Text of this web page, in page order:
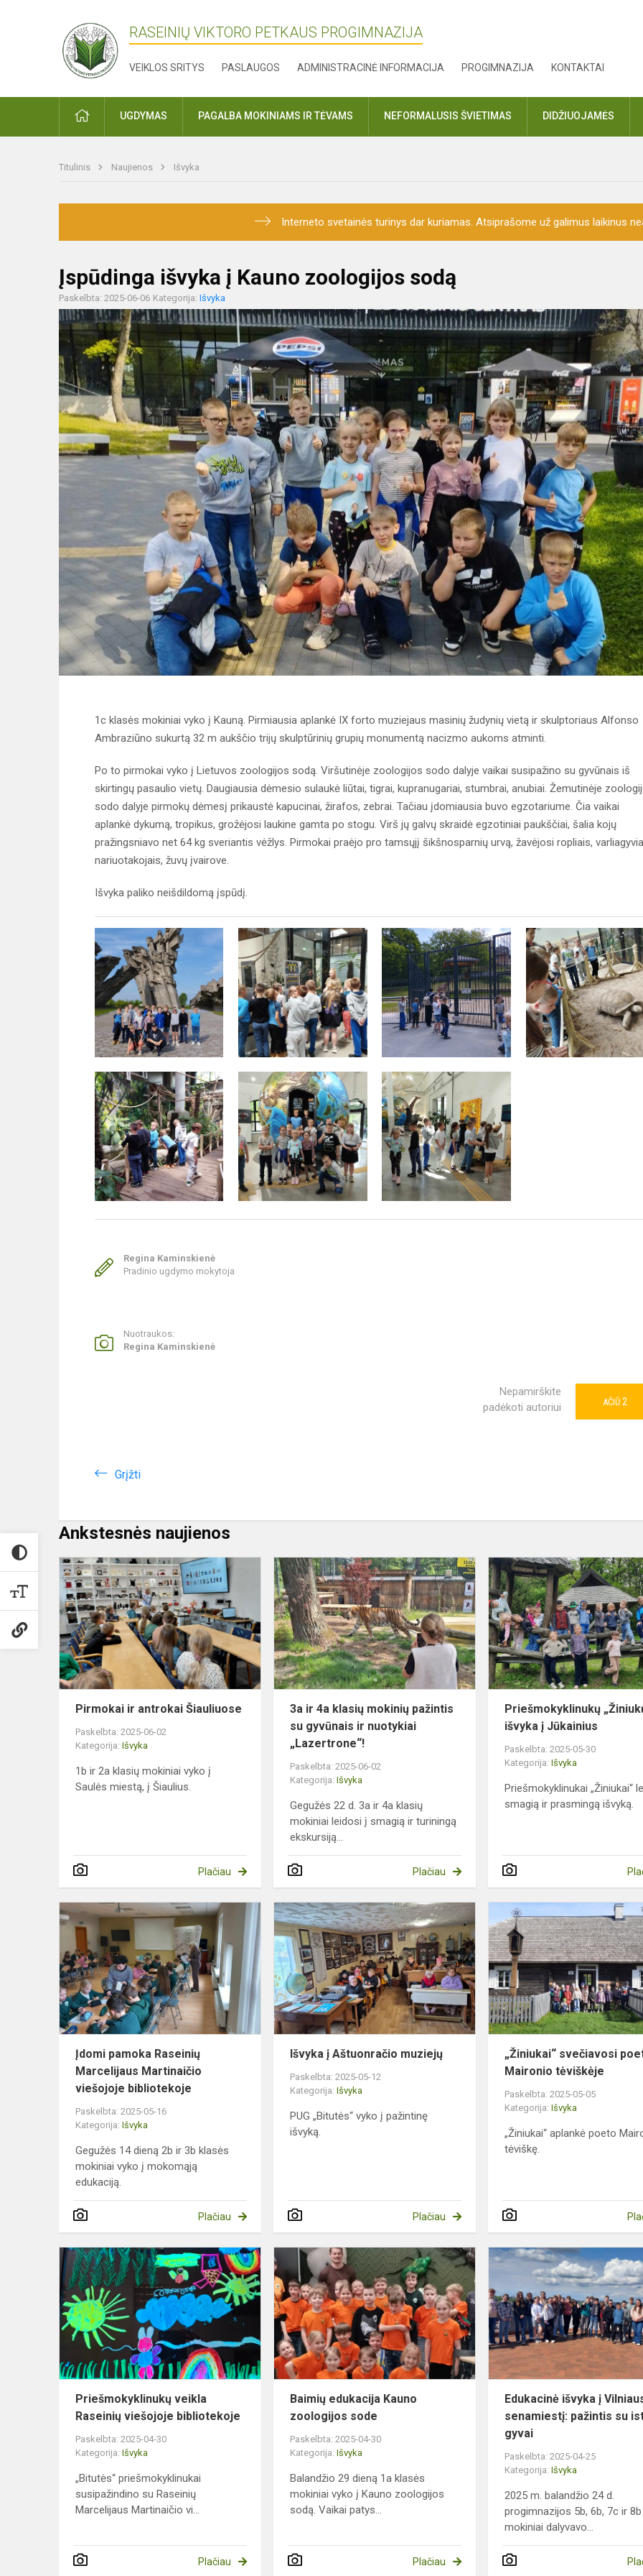
RASEINIŲ VIKTORO PETKAUS PROGIMNAZIJA
VEIKLOS SRITYS PASLAUGOS ADMINISTRACINĖ INFORMACIJA PROGIMNAZIJA KONTAKTAI
PRADŽIAUGDYMAS PAGALBA MOKINIAMS IR TĖVAMS NEFORMALUSIS ŠVIETIMAS DIDŽIUOJAMĖS
Titulinis Naujienos Išvyka
Interneto svetainės turinys dar kuriamas. Atsiprašome už galimus laikinus
Įspūdinga išvyka į Kauno zoologijos sodą
Paskelbta: 2025-06-06 Kategorija: Išvyka
1c klasės mokiniai vyko į Kauną. Pirmiausia aplankė IX forto muziejaus masinių žudynių vietą ir skulptoriaus Alfonso
Ambraziūno sukurtą 32 m aukščio trijų skulptūrinių grupių monumentą nacizmo aukoms atminti.
Po to pirmokai vyko į Lietuvos zoologijos sodą. Viršutinėje zoologijos sodo dalyje vaikai susipažino su gyvūnais iš
skirtingų pasaulio vietų. Daugiausia dėmesio sulaukė liūtai, tigrai, kupranugariai, stumbrai, anubiai. Žemutinėje
sodo dalyje pirmokų dėmesį prikaustė kapucinai, žirafos, zebrai. Tačiau įdomiausia buvo egzotariume. Čia vaikai
aplankė dykumą, tropikus, grožėjosi laukine gamta po stogu. Virš jų galvų skraidė egzotiniai paukščiai, šalia kojų
pražingsniavo net 64 kg sveriantis vėžlys. Pirmokai praėjo pro tamsųjį šikšnosparnių urvą, žavėjosi ropliais,
nariuotakojais, žuvų įvairove.
Išvyka paliko neišdildomą įspūdį.
Regina Kaminskienė
Pradinio ugdymo mokytoja
Nuotraukos:
Regina Kaminskienė
Nepamirškite
padėkoti autoriui
AČIŪ 2
Grįžti
Ankstesnės naujienos
Pirmokai
antrokai
Šiauliuose
Pirmokai ir antrokai Šiauliuose
Paskelbta: 2025-06-02
Kategorija: Išvyka
1b ir 2a klasių mokiniai vyko į
Saulės miestą, į Šiaulius.
Plačiau
3a
ir
4a
klasių
mokinių
pažintis
su
gyvūnais
nuotykiai
3a ir 4a klasių mokinių pažintis
su gyvūnais ir nuotykiai
„Lazertrone“!
Paskelbta: 2025-06-02
Kategorija:Išvyka
Gegužės 22 d. 3a ir 4a klasių
mokiniai leidosi į smagią ir turiningą
ekskursiją...
Plačiau
Priešmokyklinukų
išvyka į Jūkainius
Paskelbta: 2025-05-30
Kategorija:Išvyka
Priešmokyklinukai „Žiniukai“
smagią ir prasmingą išvyką.
Įdomi
pamoka
Raseinių
Marcelijaus
Martinaičio
viešojoje
bib...
Įdomi pamoka Raseinių
Marcelijaus Martinaičio
viešojoje bibliotekoje
Paskelbta: 2025-05-16
Kategorija: Išvyka
Gegužės 14 dieną 2b ir 3b klasės
mokiniai vyko į mokomąją
edukaciją.
Plačiau
į
Aštuonračio
muziejų
Išvyka į Aštuonračio muziejų
Paskelbta: 2025-05-12
Kategorija:Išvyka
PUG „Bitutės“ vyko į pažintinę
išvyką.
Plačiau
„Žiniukai“ svečiavosi
Maironio tėviškėje
Paskelbta: 2025-05-05
Kategorija:Išvyka
„Žiniukai“ aplankė poeto
tėviškę.
Priešmokyklinukų
veikla
Raseinių
viešojoje
bibliotekoje
Priešmokyklinukų veikla
Raseinių viešojoje bibliotekoje
Paskelbta: 2025-04-30
Kategorija: Išvyka
„Bitutės“ priešmokyklinukai
susipažindino su Raseinių
Marcelijaus Martinaičio vi...
Plačiau
Baimių
edukacija
Kauno
zoologijos
sode
Baimių edukacija Kauno
zoologijos sode
Paskelbta: 2025-04-30
Kategorija:Išvyka
Balandžio 29 dieną 1a klasės
mokiniai vyko į Kauno zoologijos
sodą. Vaikai patys...
Plačiau
Edukacinė išvyka į
senamiestį: pažintis su
gyvai
Paskelbta: 2025-04-25
Kategorija:Išvyka
2025 m. balandžio 24 d.
progimnazijos 5b, 6b, 7c ir
mokiniai dalyvavo...